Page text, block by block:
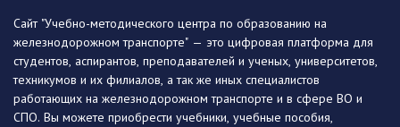
Сайт "Учебно-методического центра по образованию на
железнодорожном транспорте" — это цифровая платформа для
студентов, аспирантов, преподавателей и ученых, университетов,
техникумов и их филиалов, а так же иных специалистов
работающих на железнодорожном транспорте и в сфере ВО и
СПО. Вы можете приобрести учебники, учебные пособия,